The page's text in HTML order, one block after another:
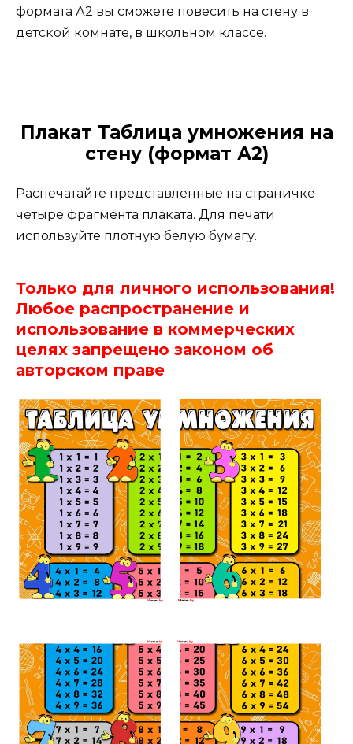
формата А2 вы сможете повесить на стену в
детской комнате, в школьном классе.
Плакат Таблица умножения на
стену (формат А2)
Распечатайте представленные на страничке
четыре фрагмента плаката. Для печати
используйте плотную белую бумагу.
Только для личного использования!
Любое распространение и
использование в коммерческих
целях запрещено законом об
авторском праве